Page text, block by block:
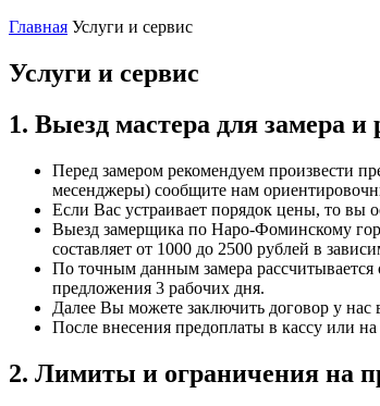
Главная Услуги и сервис
Услуги и сервис
1. Выезд мастера для замера и
Перед замером рекомендуем произвести
месенджеры) сообщите нам
Если Вас устраивает порядок цены, то вы
Выезд замерщика по Наро-Фоминскому
составляет от 1000 до 2500 рублей в
По точным данным замера рассчитывается
предложения 3 рабочих дня.
Далее Вы можете заключить договор у
После внесения предоплаты в кассу или на
2. Лимиты и ограничения на